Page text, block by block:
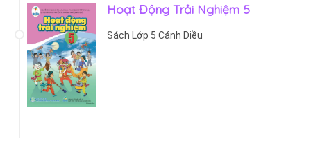
Hoạt Động Trải Nghiệm 5
Sách Lớp 5 Cánh Diều